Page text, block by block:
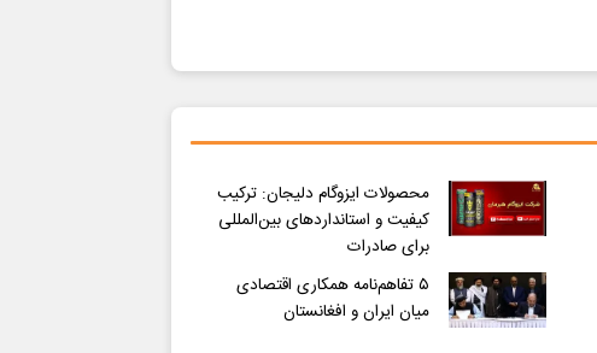
محصولات ایزوگام دلیجان: ترکیب
کیفیت و استانداردهای بین‌المللی
برای صادرات
۵ تفاهم‌نامه همکاری اقتصادی
میان ایران و افغانستان